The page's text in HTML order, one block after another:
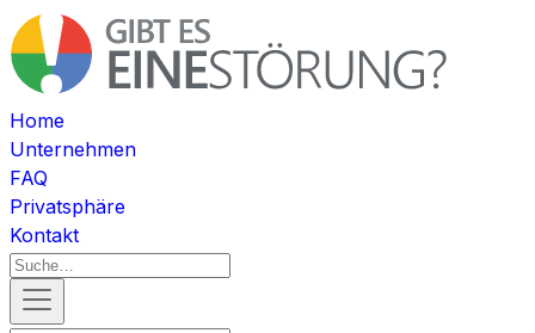
Home
Unternehmen
FAQ
Privatsphäre
Kontakt